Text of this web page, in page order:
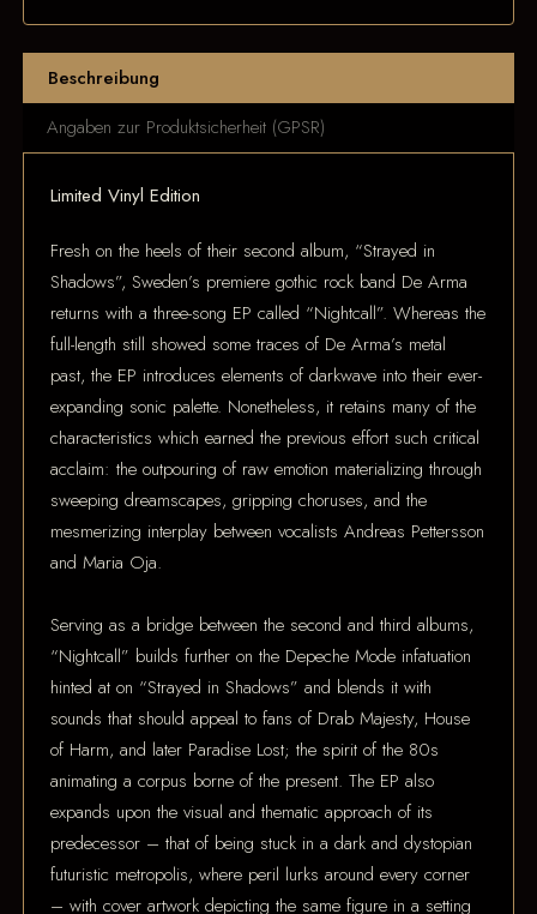
Beschreibung
Angaben zur Produktsicherheit (GPSR)
Limited Vinyl Edition
Fresh on the heels of their second album, “Strayed in
Shadows”, Sweden’s premiere gothic rock band De Arma
returns with a three-song EP called “Nightcall”. Whereas the
full-length still showed some traces of De Arma’s metal
past, the EP introduces elements of darkwave into their ever-
expanding sonic palette. Nonetheless, it retains many of the
characteristics which earned the previous effort such critical
acclaim: the outpouring of raw emotion materializing through
sweeping dreamscapes, gripping choruses, and the
mesmerizing interplay between vocalists Andreas Pettersson
and Maria Oja.
Serving as a bridge between the second and third albums,
“Nightcall” builds further on the Depeche Mode infatuation
hinted at on “Strayed in Shadows” and blends it with
sounds that should appeal to fans of Drab Majesty, House
of Harm, and later Paradise Lost; the spirit of the 80s
animating a corpus borne of the present. The EP also
expands upon the visual and thematic approach of its
predecessor – that of being stuck in a dark and dystopian
futuristic metropolis, where peril lurks around every corner
– with cover artwork depicting the same figure in a setting